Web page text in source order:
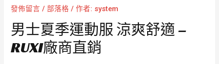
發佈留言 /部落格 / 作者: system
男士夏季運動服 涼爽舒適 –
RUXI廠商直銷